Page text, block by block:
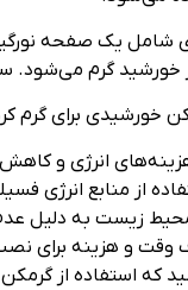
یک صفحه
خورشید گرم
خورشیدی برای گرم‌
انرژی و
از منابع انرژی
زیست به دلیل عدم
وقت و هزینه برای
که استفاده از